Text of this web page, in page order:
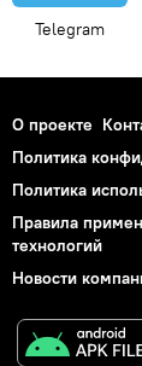
Telegram
О проекте
Политика
Политика
Правила
технологий
Новости